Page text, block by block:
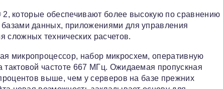
которые обеспечивают более высокую по сравнению
данных, приложениями для управления
сложных технических расчетов.
микропроцессор, набор микросхем, оперативную
частоте 667 МГц. Ожидаемая пропускная
выше, чем у серверов на базе прежних